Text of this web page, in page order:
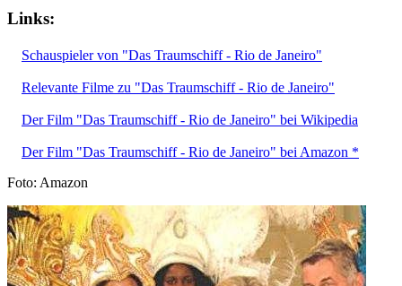
Links:
Schauspieler von "Das Traumschiff - Rio de Janeiro"
Relevante Filme zu "Das Traumschiff - Rio de Janeiro"
Der Film "Das Traumschiff - Rio de Janeiro" bei Wikipedia
Der Film "Das Traumschiff - Rio de Janeiro" bei Amazon *
Foto: Amazon